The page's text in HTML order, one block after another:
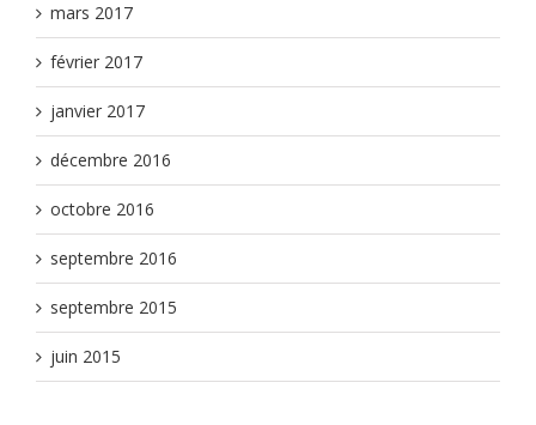
mars 2017
février 2017
janvier 2017
décembre 2016
octobre 2016
septembre 2016
septembre 2015
juin 2015